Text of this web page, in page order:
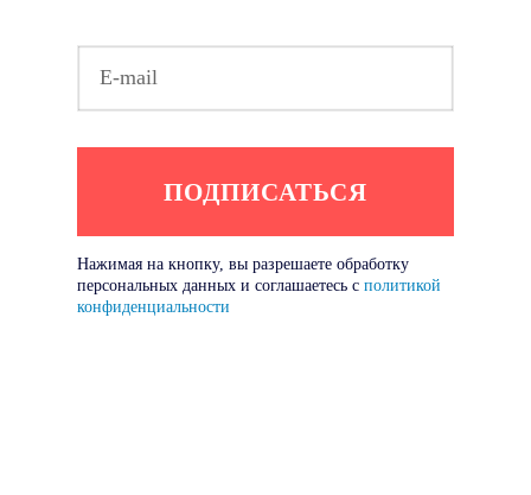
Нажимая на кнопку, вы разрешаете обработку
персональных данных и соглашаетесь с политикой
конфиденциальности